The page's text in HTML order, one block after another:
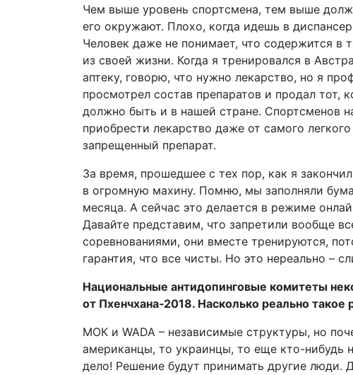
Чем выше уровень спортсмена, тем выше
его окружают. Плохо, когда идешь в
Человек даже не понимает, что содержится в
из своей жизни. Когда я тренировался в
аптеку, говорю, что нужно лекарство, но я
просмотрел состав препаратов и продал тот,
должно быть и в нашей стране. Спортсменов
приобрести лекарство даже от самого
запрещенный препарат.
За время, прошедшее с тех пор, как я
в огромную махину. Помню, мы заполняли
месяца. А сейчас это делается в режиме
Давайте представим, что запретили вообще
соревнованиями, они вместе тренируются,
гарантия, что все чисты. Но это нереально –
Национальные антидопинговые комитеты
от Пхенчхана‑2018. Насколько реально такое
МОК и WADA – независимые структуры, но
американцы, то украинцы, то еще кто-нибудь
дело! Решение будут принимать другие люди.